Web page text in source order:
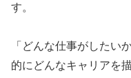
す。
「どんな仕事がしたい
的にどんなキャリアを